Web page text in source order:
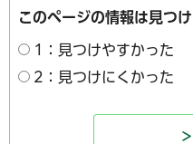
このページの情報は見つ
1：見つけやすかった
2：見つけにくかった